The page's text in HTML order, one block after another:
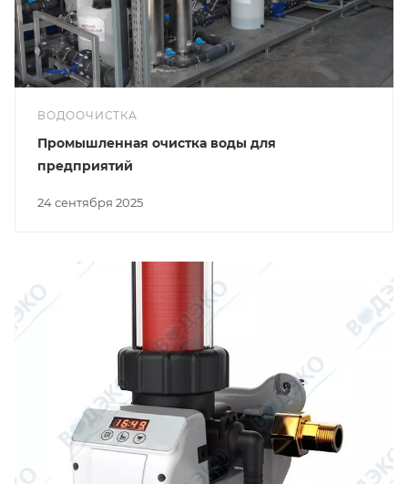
ВОДООЧИСТКА
24 сентября 2025
Промышленная очистка воды для
предприятий